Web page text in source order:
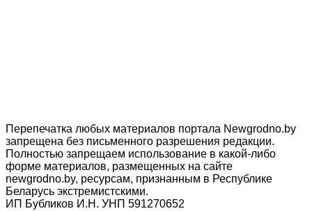
Перепечатка любых материалов портала Newgrodno.by
запрещена без письменного разрешения редакции.
Полностью запрещаем использование в какой-либо
форме материалов, размещенных на сайте
newgrodno.by, ресурсам, признанным в Республике
Беларусь экстремистскими.
ИП Бубликов И.Н. УНП 591270652